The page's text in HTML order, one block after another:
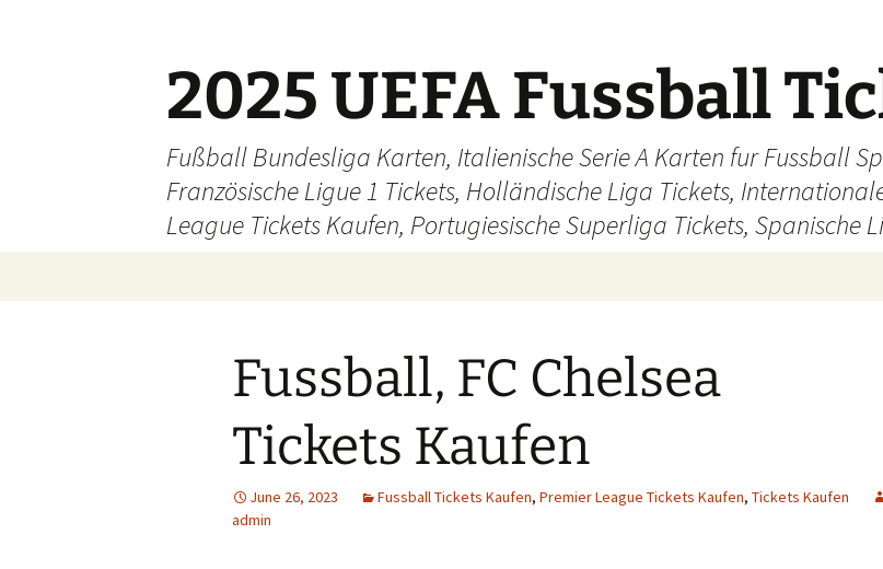
2025 UEFA Fussball
Fußball Bundesliga Karten, Italienische Serie A Karten fur Fussball
Französische Ligue 1 Tickets, Holländische Liga Tickets,
League Tickets Kaufen, Portugiesische Superliga Tickets, Spanische
Fussball, FC Chelsea
Tickets Kaufen
June 26, 2023 Fussball Tickets Kaufen, Premier League Tickets Kaufen, Tickets Kaufen
admin